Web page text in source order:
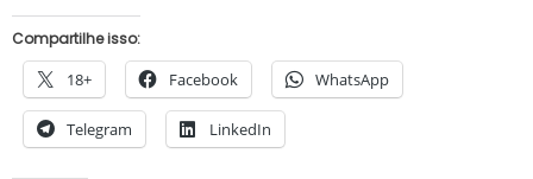
Compartilhe isso:
18+ Facebook WhatsApp
Telegram LinkedIn